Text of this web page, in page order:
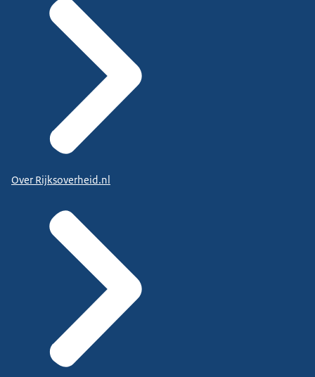
Over Rijksoverheid.nl